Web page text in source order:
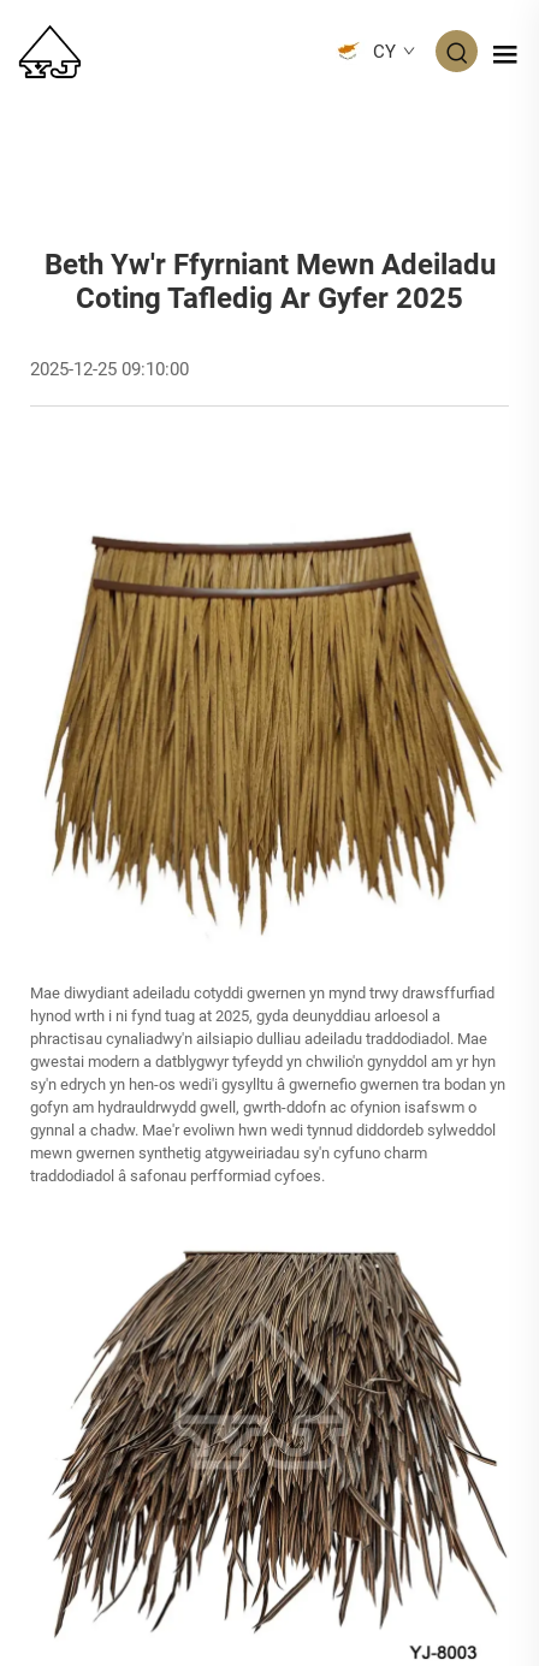
CY
Beth Yw'r Ffyrniant Mewn Adeiladu
Coting Tafledig Ar Gyfer 2025
2025-12-25 09:10:00
Mae diwydiant adeiladu cotyddi gwernen yn mynd trwy drawsffurfiad
hynod wrth i ni fynd tuag at 2025, gyda deunyddiau arloesol a
phractisau cynaliadwy'n ailsiapio dulliau adeiladu traddodiadol. Mae
gwestai modern a datblygwyr tyfeydd yn chwilio'n gynyddol am yr hyn
sy'n edrych yn hen-os wedi'i gysylltu â gwernefio gwernen tra bodan yn
gofyn am hydrauldrwydd gwell, gwrth-ddofn ac ofynion isafswm o
gynnal a chadw. Mae'r evoliwn hwn wedi tynnud diddordeb sylweddol
mewn gwernen synthetig atgyweiriadau sy'n cyfuno charm
traddodiadol â safonau perfformiad cyfoes.